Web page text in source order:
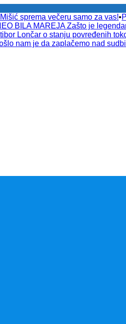
sprema večeru samo za vas!•
BILA MAREJA Zašto je
Lončar o stanju povređenih
nam je da zaplačemo nad